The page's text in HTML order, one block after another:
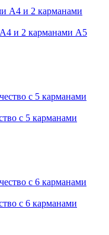
и 2 карманами А5
с 5 карманами
с 6 карманами